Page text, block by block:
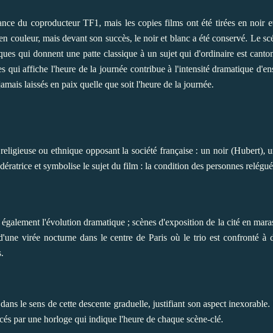
du coproducteur TF1, mais les copies films ont été tirées en noir
mais devant son succès, le noir et blanc a été conservé. Le
qui donnent une patte classique à un sujet qui d'ordinaire est
qui affiche l'heure de la journée contribue à l'intensité dramatique
laissés en paix quelle que soit l'heure de la journée.
ou ethnique opposant la société française : un noir (Hubert),
et symbolise le sujet du film : la condition des personnes
l'évolution dramatique ; scènes d'exposition de la cité en
virée nocturne dans le centre de Paris où le trio est confronté à
le sens de cette descente graduelle, justifiant son aspect
par une horloge qui indique l'heure de chaque scène-clé.